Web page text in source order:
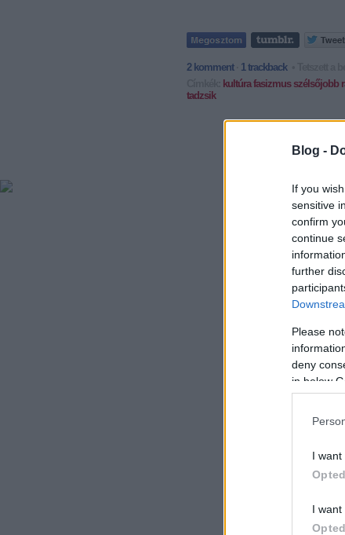
Blog -
If you
sensitive
confirm
continue
further
Please
deny
in below
I want
I want
2komment· 1trackback• Tetszett a
kultúra fasizmus szélsőjobb
tadzsik